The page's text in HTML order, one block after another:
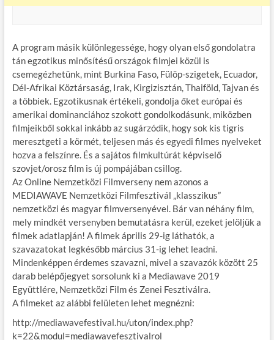
A program másik különlegessége, hogy olyan első gondolatra
tán egzotikus minősítésű országok filmjei közül is
csemegézhetünk, mint Burkina Faso, Fülöp-szigetek, Ecuador,
Dél-Afrikai Köztársaság, Irak, Kirgizisztán, Thaiföld, Tajvan és
a többiek. Egzotikusnak értékeli, gondolja őket európai és
amerikai dominanciához szokott gondolkodásunk, miközben
filmjeikből sokkal inkább az sugárzódik, hogy sok kis tigris
meresztgeti a körmét, teljesen más és egyedi filmes nyelveket
hozva a felszínre. És a sajátos filmkultúrát képviselő
szovjet/orosz film is új pompájában csillog.
Az Online Nemzetközi Filmverseny nem azonos a
MEDIAWAVE Nemzetközi Filmfesztivál „klasszikus”
nemzetközi és magyar filmversenyével. Bár van néhány film,
mely mindkét versenyben bemutatásra kerül, ezeket jelöljük a
filmek adatlapján! A filmek április 29-ig láthatók, a
szavazatokat legkésőbb március 31-ig lehet leadni.
Mindenképpen érdemes szavazni, mivel a szavazók között 25
darab belépőjegyet sorsolunk ki a Mediawave 2019
Együttlére, Nemzetközi Film és Zenei Fesztiválra.
A filmeket az alábbi felületen lehet megnézni:
http://mediawavefestival.hu/uton/index.php?
k=22&modul=mediawavefesztivalrol